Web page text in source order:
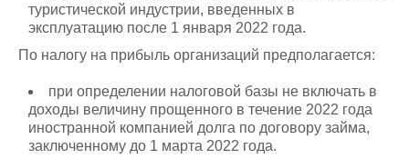
туристической индустрии, введенных в
эксплуатацию после 1 января 2022 года.
По налогу на прибыль организаций предполагается:
при определении налоговой базы не включать в
доходы величину прощенного в течение 2022 года
иностранной компанией долга по договору займа,
заключенному до 1 марта 2022 года.